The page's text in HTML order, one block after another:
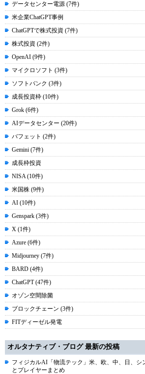
データセンター電源 (7件)
米企業ChatGPT事例
ChatGPTで株式投資 (7件)
株式投資 (2件)
OpenAI (9件)
マイクロソフト (3件)
ソフトバンク (3件)
成長投資枠 (10件)
Grok (6件)
AIデータセンター (20件)
バフェット (2件)
Gemini (7件)
成長枠投資
NISA (10件)
米国株 (9件)
AI (10件)
Genspark (3件)
X (1件)
Azure (6件)
Midjourney (7件)
BARD (4件)
ChatGPT (47件)
オゾン空間除菌
ブロックチェーン (3件)
FITディーゼル発電
オルタナティブ・ブログ 最新の投稿
フィジカルAI「物流テック」米、欧、中、日、シ
とプレイヤーまとめ